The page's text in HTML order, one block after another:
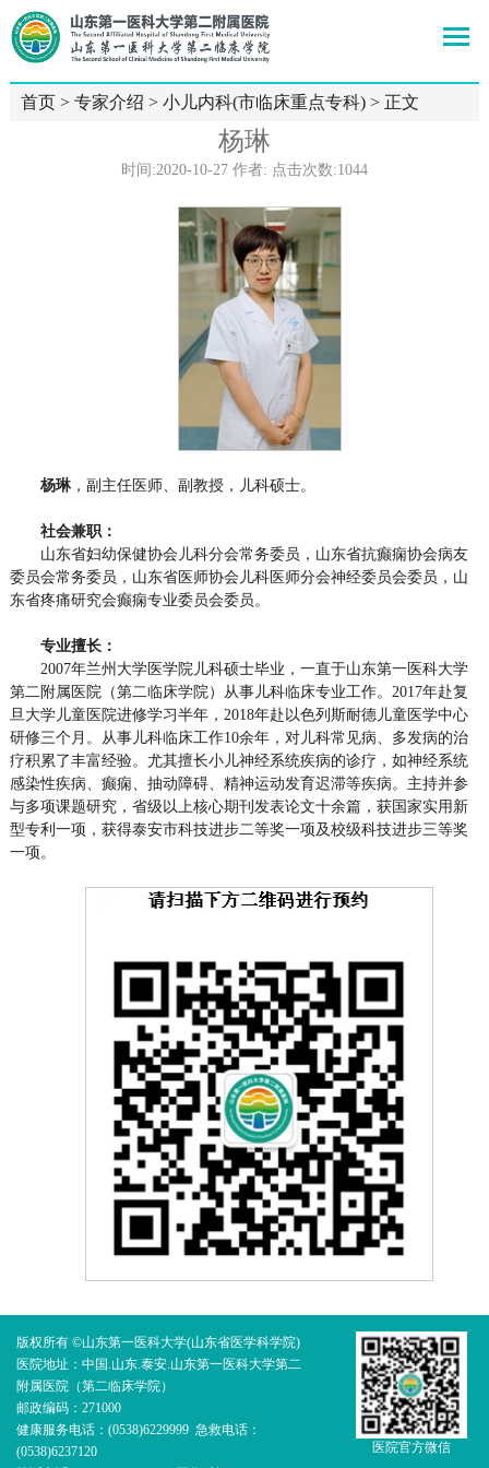
首页> 专家介绍 > 小儿内科(市临床重点专科)> 正文
杨琳
时间:2020-10-27 作者: 点击次数:1044
杨琳， 副主任医师、副教授，儿科硕士。
社会兼职：
山东省妇幼保健协会儿科分会常务委员，山东省抗癫痫协会病友
委员会常务委员，山东省医师协会儿科医师分会神经委员会委员，山
东省疼痛研究会癫痫专业委员会委员。
专业擅长：
2007年兰州大学医学院儿科硕士毕业，一直于山东第一医科大学
第二附属医院（第二临床学院） 从事儿科临床专业工作。2017年赴复
旦大学儿童医院进修学习半年，2018年赴以色列斯耐德儿童医学中心
研修三个月。从事儿科临床工作10余年，对儿科常见病、多发病的治
疗积累了丰富经验。尤其擅长小儿神经系统疾病的诊疗，如神经系统
感染性疾病、癫痫、抽动障碍、精神运动发育迟滞等疾病。主持并参
与多项课题研究，省级以上核心期刊发表论文十余篇，获国家实用新
型专利一项，获得泰安市科技进步二等奖一项及校级科技进步三等奖
一项。
版权所有 ©山东第一医科大学(山东省医学科学院)
医院地址：中国.山东.泰安.山东第一医科大学第二
附属医院（第二临床学院）
邮政编码：271000
健康服务电话：(0538)6229999 急救电话：
(0538)6237120
医院官方微信